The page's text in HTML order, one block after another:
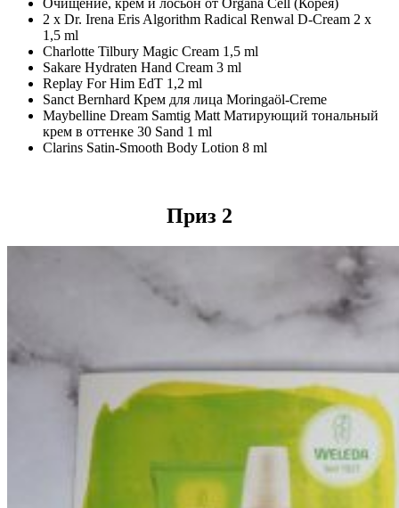
2 x Dr. Irena Eris Algorithm Radical Renwal D-Cream 2 x
1,5 ml
Charlotte Tilbury Magic Cream 1,5 ml
Sakare Hydraten Hand Cream 3 ml
Replay For Him EdT 1,2 ml
Sanct Bernhard Крем для лица Moringaöl-Creme
Maybelline Dream Samtig Matt Матирующий тональный
крем в оттенке 30 Sand 1 ml
Clarins Satin-Smooth Body Lotion 8 ml
Приз 2